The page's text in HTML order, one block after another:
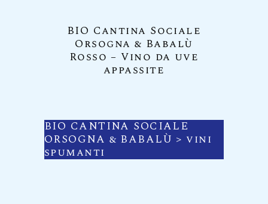
BIO Cantina Sociale
Orsogna & Babalù
Rosso – Vino da uve
appassite
BIO CANTINA SOCIALE
ORSOGNA & BABALÙ > vini
spumanti